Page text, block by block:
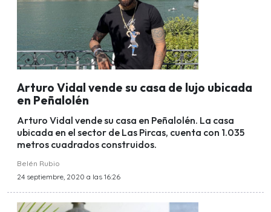
Arturo Vidal vende su casa de lujo ubicada
en Peñalolén
Arturo Vidal vende su casa en Peñalolén. La casa
ubicada en el sector de Las Pircas, cuenta con 1.035
metros cuadrados construidos.
Belén Rubio
24 septiembre, 2020 a las 16:26